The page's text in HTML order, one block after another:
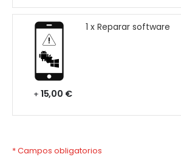
1 x Reparar software
+ 15,00 €
* Campos obligatorios